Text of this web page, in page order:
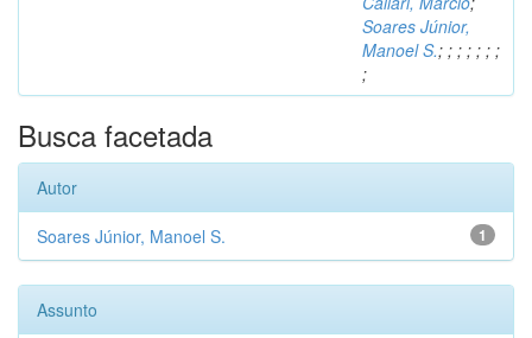
Soares Júnior,
Manoel S.; ; ; ; ; ; ;
;
Busca facetada
Autor
1
Soares Júnior, Manoel S.
Assunto